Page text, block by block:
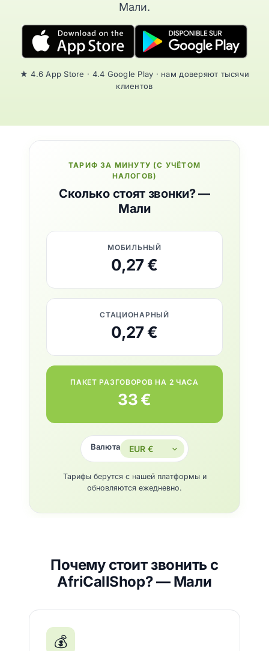
Мали.
★ 4.6 App Store · 4.4 Google Play · нам доверяют тысячи
клиентов
ТАРИФ ЗА МИНУТУ (С УЧЁТОМ
НАЛОГОВ)
Сколько стоят звонки? —
Мали
МОБИЛЬНЫЙ
0,27 €
СТАЦИОНАРНЫЙ
0,27 €
ПАКЕТ РАЗГОВОРОВ НА 2 ЧАСА
33 €
Валюта
Тарифы берутся с нашей платформы и
обновляются ежедневно.
Почему стоит звонить с
AfriCallShop? — Мали
💰